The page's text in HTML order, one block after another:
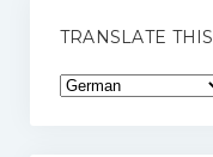
TRANSLATE